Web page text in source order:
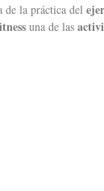
de la práctica del
una de las